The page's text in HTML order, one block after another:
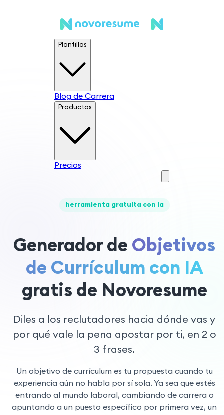
Plantillas
Blog de Carrera
Productos
Precios
herramienta gratuita con ia
Generador de Objetivos
de Currículum con IA
gratis de Novoresume
Diles a los reclutadores hacia dónde vas y
por qué vale la pena apostar por ti, en 2 o
3 frases.
Un objetivo de currículum es tu propuesta cuando tu
experiencia aún no habla por sí sola. Ya sea que estés
entrando al mundo laboral, cambiando de carrera o
apuntando a un puesto específico por primera vez, un